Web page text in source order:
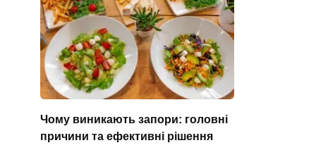
Чому виникають запори: головні
причини та ефективні рішення